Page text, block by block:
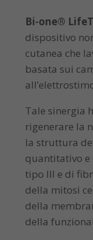
Bi-one®
dispositivo
cutanea che
basata sui
Tale sinergia
rigenerare la
la struttura
quantitativo
tipo III e di
della mitosi
della
della